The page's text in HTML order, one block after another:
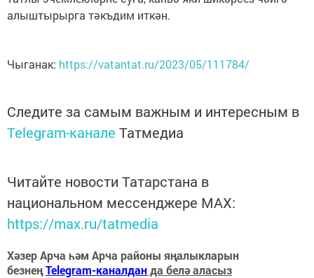
алыштырырга тәкъдим иткән.
Чыганак: https://vatantat.ru/2023/05/111784/
Следите за самым важным и интересным в
Telegram-канале Татмедиа
Читайте новости Татарстана в
национальном мессенджере MАХ:
https://max.ru/tatmedia
Хәзер Арча һәм Арча районы яңалыкларын
безнеңTelegram-каналданда белә аласыз